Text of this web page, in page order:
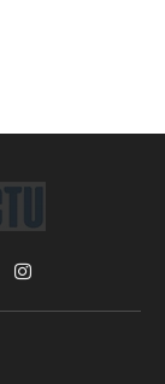
Instagram